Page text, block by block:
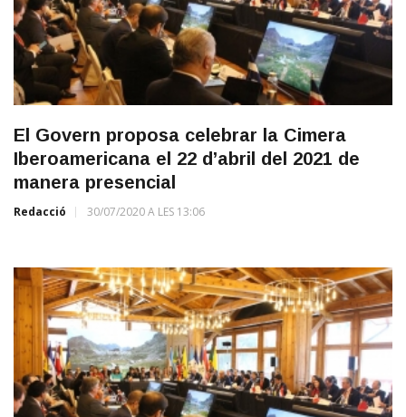
El Govern proposa celebrar la Cimera
Iberoamericana el 22 d’abril del 2021 de
manera presencial
Redacció 30/07/2020 A LES 13:06